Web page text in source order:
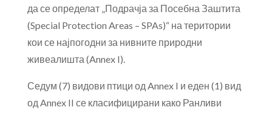
да се определат „Подрачја за Посебна Заштита
(Special Protection Areas – SPAs)“ на територии
кои се најпогодни за нивните природни
живеалишта (Annex I).
Седум (7) видови птици од Annex I и еден (1) вид
од Annex II се класифицирани како Ранливи